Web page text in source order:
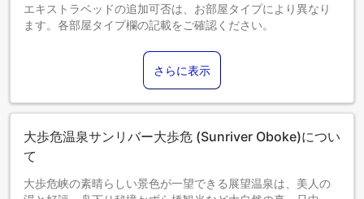
エキストラベッドの追加可否は、お部屋タイプにより異なり
ます。各部屋タイプ欄の記載をご確認ください。
さらに表示
大歩危温泉サンリバー大歩危 (Sunriver Oboke)につい
て
大歩危峡の素晴らしい景色が一望できる展望温泉は、美人の